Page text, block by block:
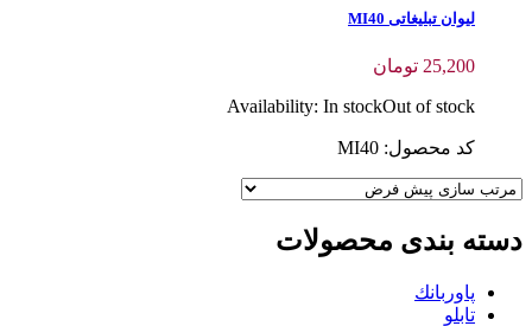
لیوان تبلیغاتی MI40
25,200 تومان
Availability: In stockOut of stock
کد محصول: MI40
دسته بندی محصولات
پاوربانك
تابلو